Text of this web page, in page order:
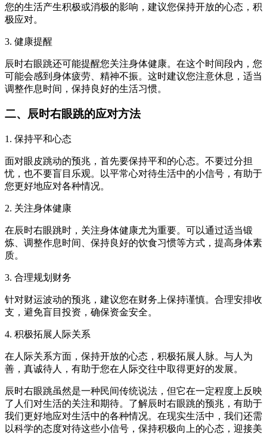
您的生活产生积极或消极的影响，建议您保持开放的心态，积
极应对。
3. 健康提醒
辰时右眼跳还可能提醒您关注身体健康。在这个时间段内，您
可能会感到身体疲劳、精神不振。这时建议您注意休息，适当
调整作息时间，保持良好的生活习惯。
二、辰时右眼跳的应对方法
1. 保持平和心态
面对眼皮跳动的预兆，首先要保持平和的心态。不要过分担
忧，也不要盲目乐观。以平常心对待生活中的小信号，有助于
您更好地应对各种情况。
2. 关注身体健康
在辰时右眼跳时，关注身体健康尤为重要。可以通过适当锻
炼、调整作息时间、保持良好的饮食习惯等方式，提高身体素
质。
3. 合理规划财务
针对财运波动的预兆，建议您在财务上保持谨慎。合理安排收
支，避免盲目投资，确保资金安全。
4. 积极拓展人际关系
在人际关系方面，保持开放的心态，积极拓展人脉。与人为
善，真诚待人，有助于您在人际交往中取得更好的发展。
辰时右眼跳虽然是一种民间传统说法，但它在一定程度上反映
了人们对生活的关注和期待。了解辰时右眼跳的预兆，有助于
我们更好地应对生活中的各种情况。在现实生活中，我们还需
以科学的态度对待这些小信号，保持积极向上的心态，迎接美